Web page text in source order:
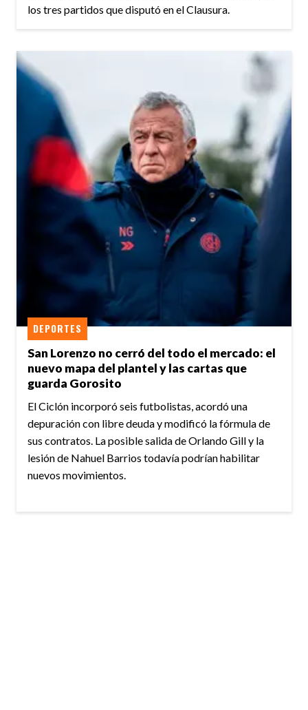
los tres partidos que disputó en el Clausura.
San Lorenzo no cerró del todo el mercado: el
nuevo mapa del plantel y las cartas que
guarda Gorosito
DEPORTES
El Ciclón incorporó seis futbolistas, acordó una
depuración con libre deuda y modificó la fórmula de
sus contratos. La posible salida de Orlando Gill y la
lesión de Nahuel Barrios todavía podrían habilitar
nuevos movimientos.